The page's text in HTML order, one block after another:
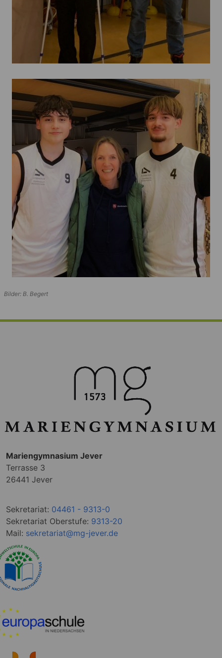
Bilder: B. Begert
Mariengymnasium Jever
Terrasse 3
26441 Jever
Sekretariat: 04461 - 9313-0
Sekretariat Oberstufe: 9313-20
Mail: sekretariat@mg-jever.de